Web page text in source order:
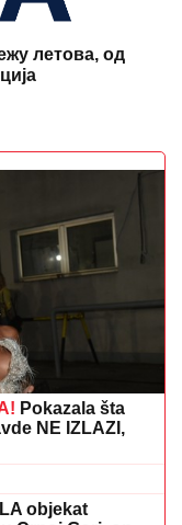
летова, од
Pokazala šta
NE IZLAZI,
SA
Stanković